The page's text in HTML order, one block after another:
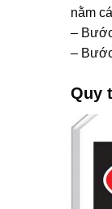
nằm
–
–
Quy